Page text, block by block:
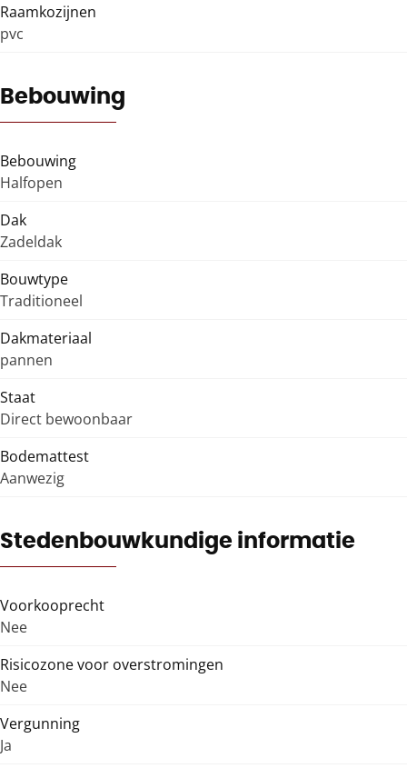
Raamkozijnen
pvc
Bebouwing
Bebouwing
Halfopen
Dak
Zadeldak
Bouwtype
Traditioneel
Dakmateriaal
pannen
Staat
Direct bewoonbaar
Bodemattest
Aanwezig
Stedenbouwkundige informatie
Voorkooprecht
Nee
Risicozone voor overstromingen
Nee
Vergunning
Ja